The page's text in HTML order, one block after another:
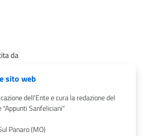
da
sito web
dell'Ente e cura la redazione del
"Appunti Sanfeliciani"
Panaro (MO)